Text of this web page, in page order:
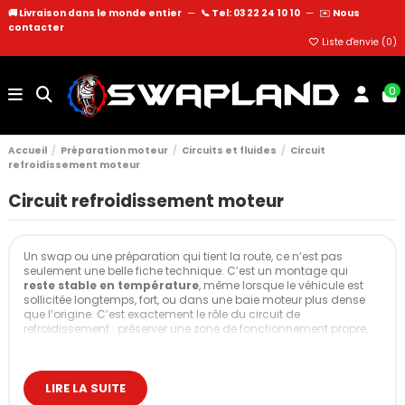
🚚 Livraison dans le monde entier — 📞 Tel: 03 22 24 10 10 — ✉️ Nous
contacter
Liste d'envie (0)
0
Accueil Préparation moteur Circuits et fluides
Circuit
refroidissement moteur
Circuit refroidissement moteur
Un swap ou une préparation qui tient la route, ce n’est pas
seulement une belle fiche technique. C’est un montage qui
reste stable en température, même lorsque le véhicule est
sollicitée longtemps, fort, ou dans une baie moteur plus dense
que l’origine. C’est exactement le rôle du circuit de
refroidissement : préserver une zone de fonctionnement propre,
Retrouvez ici les indispensables pour fiabiliser un swap ou une
préparation moteur : ventilateurs performants, contrôleurs,
LIRE LA SUITE